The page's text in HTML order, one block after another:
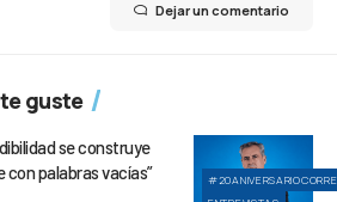
Dejar un comentario
guste
se construye
palabras vacías”